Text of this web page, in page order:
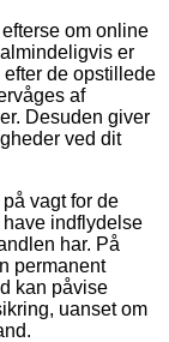
om online
er
de opstillede
af
Desuden giver
ved dit
vagt for de
indflydelse
har. På
permanent
kan påvise
uanset om